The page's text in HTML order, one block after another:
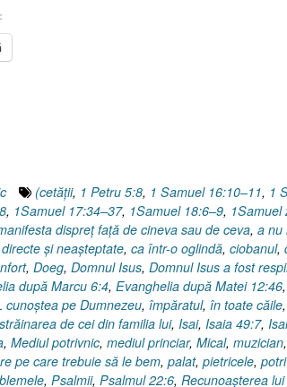
(cetăţii, 1 Petru 5:8, 1 Samuel 16:10–11, 1
, 1Samuel 17:34–37, 1Samuel 18:6–9, 1Samuel
dispreț față de cineva sau de ceva, a nu
şi neaşteptate, ca într-o oglindă, ciobanul,
, Doeg, Domnul Isus, Domnul Isus a fost
după Marcu 6:4, Evanghelia după Matei 12:46,
cunoştea pe Dumnezeu, împăratul, în toate căile,
de cei din familia lui, Isai, Isaia 49:7,
, Mediul potrivnic, mediul princiar, Mical, muzician,
pe care trebuie să le bem, palat, pietricele,
, Psalmii, Psalmul 22:6, Recunoaşterea